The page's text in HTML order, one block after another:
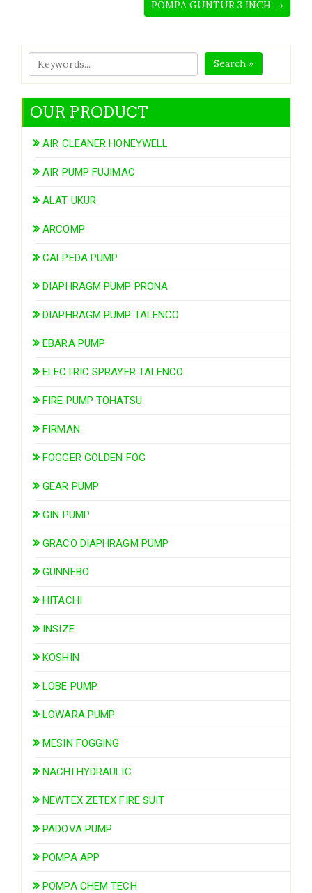
POMPA GUNTUR 3 INCH →
Search »
OUR PRODUCT
AIR CLEANER HONEYWELL
AIR PUMP FUJIMAC
ALAT UKUR
ARCOMP
CALPEDA PUMP
DIAPHRAGM PUMP PRONA
DIAPHRAGM PUMP TALENCO
EBARA PUMP
ELECTRIC SPRAYER TALENCO
FIRE PUMP TOHATSU
FIRMAN
FOGGER GOLDEN FOG
GEAR PUMP
GIN PUMP
GRACO DIAPHRAGM PUMP
GUNNEBO
HITACHI
INSIZE
KOSHIN
LOBE PUMP
LOWARA PUMP
MESIN FOGGING
NACHI HYDRAULIC
NEWTEX ZETEX FIRE SUIT
PADOVA PUMP
POMPA APP
POMPA CHEM TECH